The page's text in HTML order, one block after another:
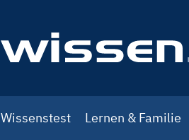
navigation
Wissenstest Lernen & Familie